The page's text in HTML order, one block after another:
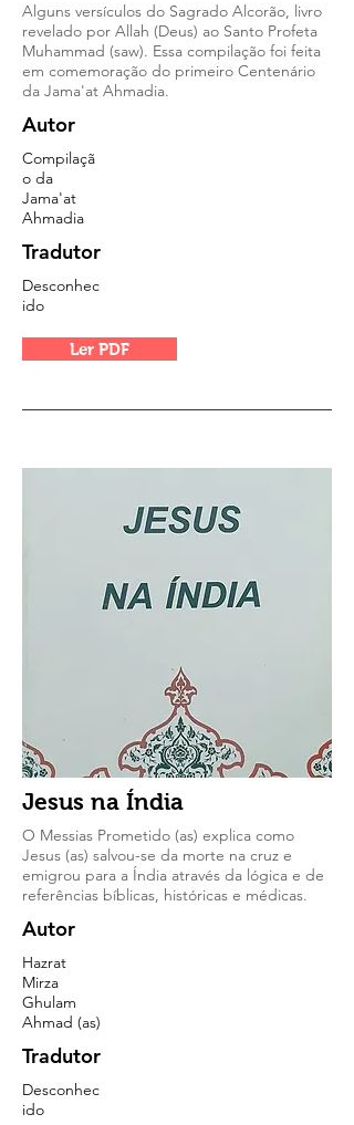
Alguns versículos do Sagrado Alcorão, livro
revelado por Allah (Deus) ao Santo Profeta
Muhammad (saw). Essa compilação foi feita
em comemoração do primeiro Centenário
da Jama'at Ahmadia.
Autor
Compilaçã
o da
Jama'at
Ahmadia
Tradutor
Desconhec
ido
Ler PDF
Jesus na Índia
O Messias Prometido (as) explica como
Jesus (as) salvou-se da morte na cruz e
emigrou para a Índia através da lógica e de
referências bíblicas, históricas e médicas.
Autor
Hazrat
Mirza
Ghulam
Ahmad (as)
Tradutor
Desconhec
ido